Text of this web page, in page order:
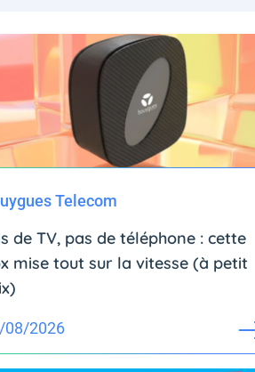
Telecom
de TV, pas de téléphone : cette
mise tout sur la vitesse (à petit
08/2026